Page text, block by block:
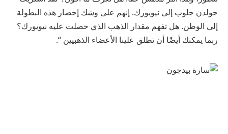
جولدن جلوب إلى نيويورك. إنهم على وشك إحضار هذه البطولة
إلى الوطن. هل تفهم مقدار الذهب الذي حصلت عليه نيويورك؟
ربما يمكنك أيضًا أن تطلق علينا الأعضاء الذهبيين “.